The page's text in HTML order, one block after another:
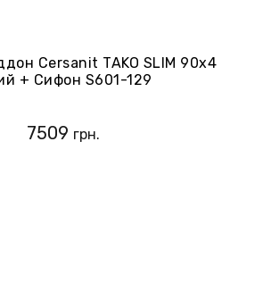
Cersanit TAKO SLIM 90x4
+ Сифон S601-129
7509 грн.